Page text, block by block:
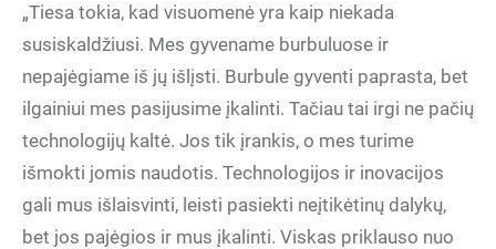
„Tiesa tokia, kad visuomenė yra kaip niekada
susiskaldžiusi. Mes gyvename burbuluose ir
nepajėgiame iš jų išlįsti. Burbule gyventi paprasta, bet
ilgainiui mes pasijusime įkalinti. Tačiau tai irgi ne pačių
technologijų kaltė. Jos tik įrankis, o mes turime
išmokti jomis naudotis. Technologijos ir inovacijos
gali mus išlaisvinti, leisti pasiekti neįtikėtinų dalykų,
bet jos pajėgios ir mus įkalinti. Viskas priklauso nuo